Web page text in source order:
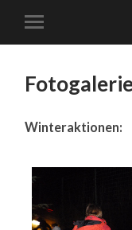
Winteraktionen: